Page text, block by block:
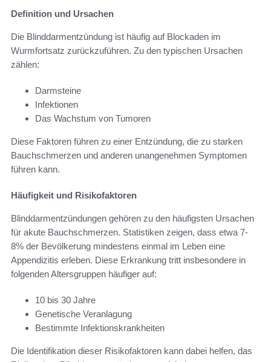
Definition und Ursachen
Die Blinddarmentzündung ist häufig auf Blockaden im
Wurmfortsatz zurückzuführen. Zu den typischen Ursachen
zählen:
Darmsteine
Infektionen
Das Wachstum von Tumoren
Diese Faktoren führen zu einer Entzündung, die zu starken
Bauchschmerzen und anderen unangenehmen Symptomen
führen kann.
Häufigkeit und Risikofaktoren
Blinddarmentzündungen gehören zu den häufigsten Ursachen
für akute Bauchschmerzen. Statistiken zeigen, dass etwa 7-
8% der Bevölkerung mindestens einmal im Leben eine
Appendizitis erleben. Diese Erkrankung tritt insbesondere in
folgenden Altersgruppen häufiger auf:
10 bis 30 Jahre
Genetische Veranlagung
Bestimmte Infektionskrankheiten
Die Identifikation dieser Risikofaktoren kann dabei helfen, das